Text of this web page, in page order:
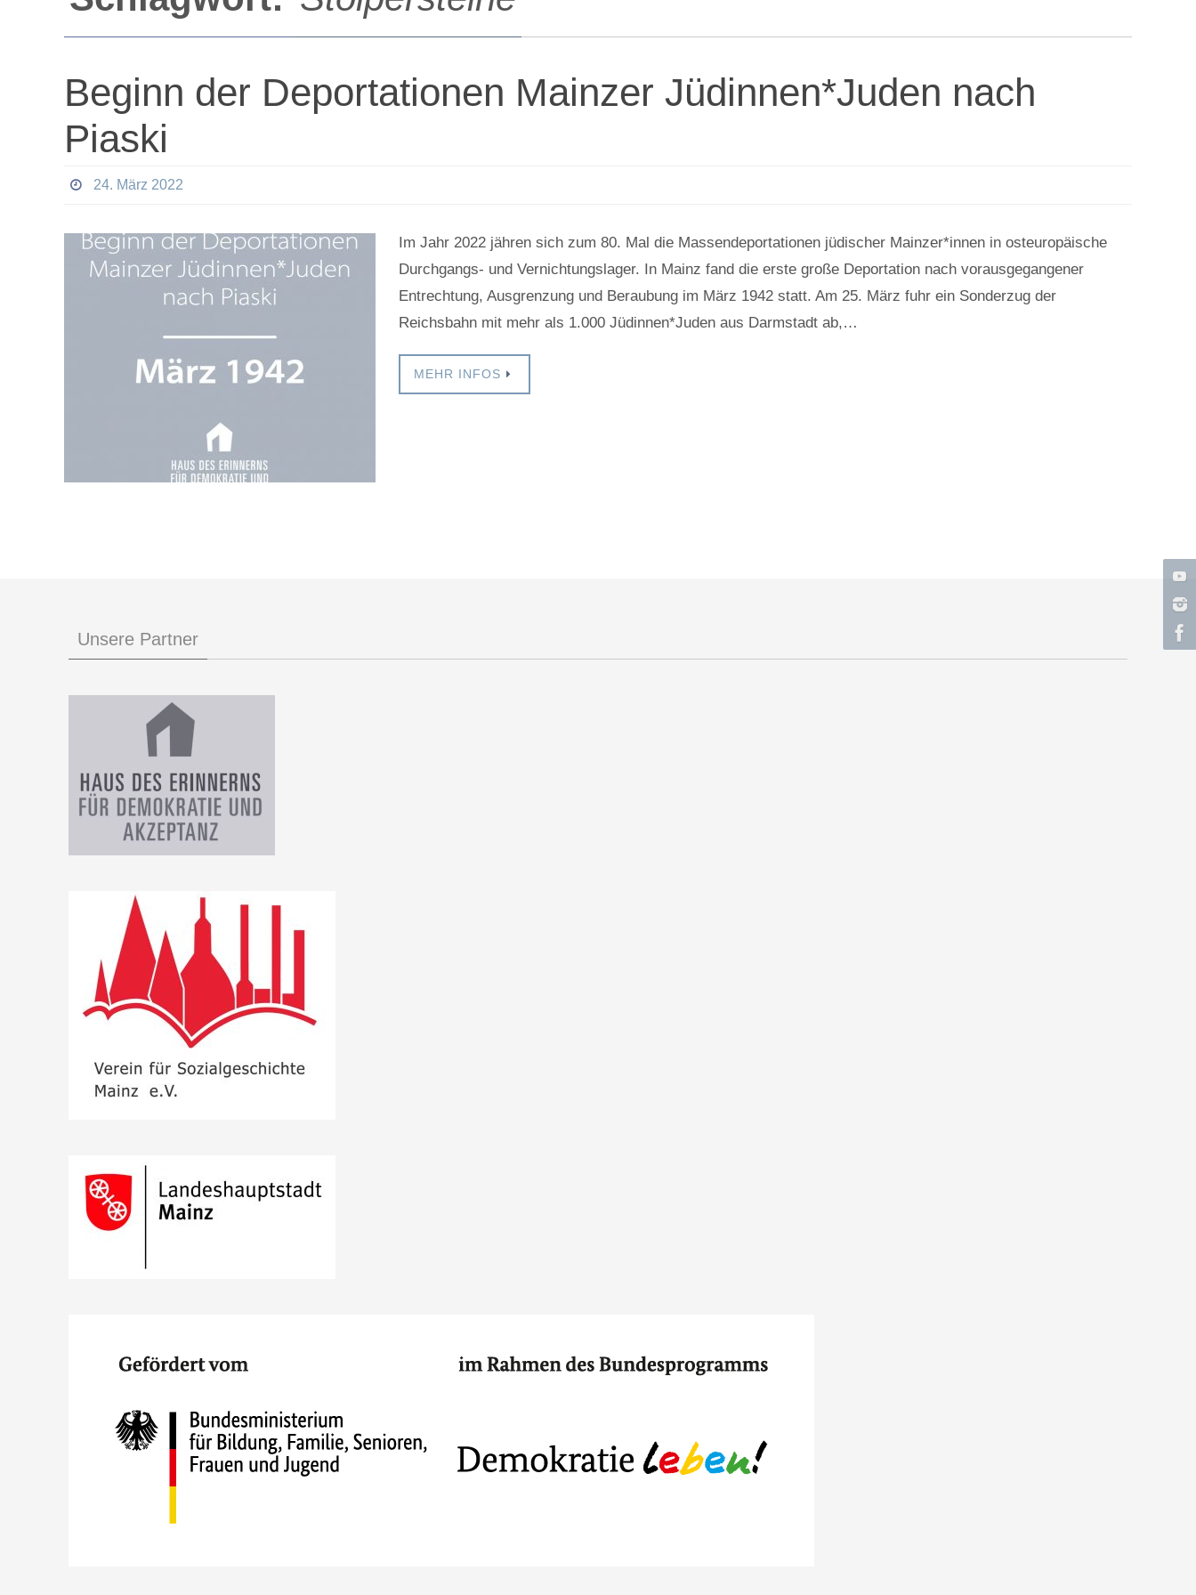
Beginn der Deportationen Mainzer Jüdinnen*Juden nach
Piaski
24. März 2022
Im Jahr 2022 jähren sich zum 80. Mal die Massendeportationen jüdischer Mainzer*innen in osteuropäische
Durchgangs- und Vernichtungslager. In Mainz fand die erste große Deportation nach vorausgegangener
Entrechtung, Ausgrenzung und Beraubung im März 1942 statt. Am 25. März fuhr ein Sonderzug der
Reichsbahn mit mehr als 1.000 Jüdinnen*Juden aus Darmstadt ab,…
MEHR INFOS
Unsere Partner